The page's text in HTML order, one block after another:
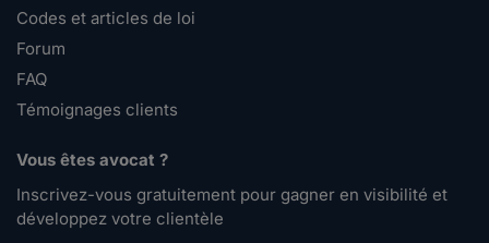
Codes et articles de loi
Forum
FAQ
Témoignages clients
Vous êtes avocat ?
Inscrivez-vous gratuitement pour gagner en visibilité et
développez votre clientèle